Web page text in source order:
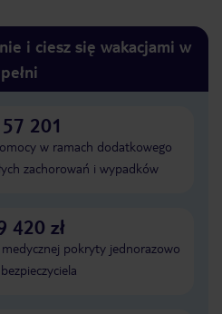
i ciesz się wakacjami w
pełni
201
w ramach dodatkowego
zachorowań i wypadków
420 zł
medycznej pokryty jednorazowo